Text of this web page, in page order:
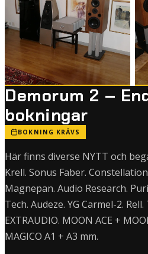
Demorum 2 –
bokningar
BOKNING KRÄVS
Här finns diverse NYTT och
Krell. Sonus Faber.
Magnepan. Audio Research.
Tech. Audeze. YG Carmel-2.
EXTRAUDIO. MOON ACE +
MAGICO A1 + A3 mm.